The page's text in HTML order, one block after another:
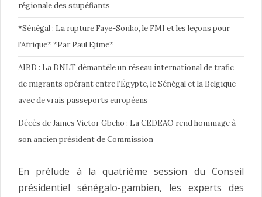
régionale des stupéfiants
*Sénégal : La rupture Faye-Sonko, le FMI et les leçons pour
l’Afrique* *Par Paul Ejime*
AIBD : La DNLT démantèle un réseau international de trafic
de migrants opérant entre l’Égypte, le Sénégal et la Belgique
avec de vrais passeports européens
Décès de James Victor Gbeho : La CEDEAO rend hommage à
son ancien président de Commission
En prélude à la quatrième session du Conseil
présidentiel sénégalo-gambien, les experts des